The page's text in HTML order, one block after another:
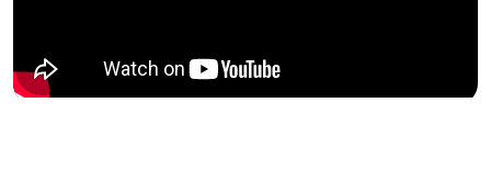
Kina